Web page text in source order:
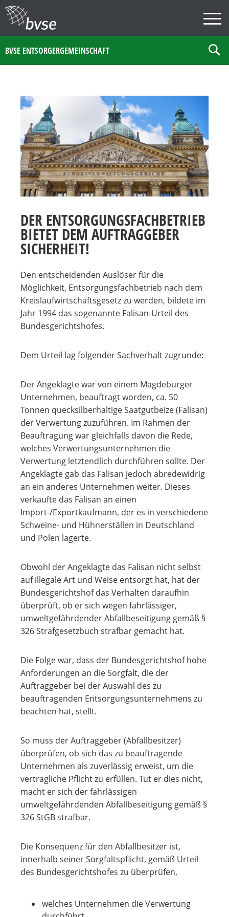
BVSE ENTSORGERGEMEINSCHAFT
DER ENTSORGUNGSFACHBETRIEB
BIETET DEM AUFTRAGGEBER
SICHERHEIT!
Den entscheidenden Auslöser für die
Möglichkeit, Entsorgungsfachbetrieb nach dem
Kreislaufwirtschaftsgesetz zu werden, bildete im
Jahr 1994 das sogenannte Falisan-Urteil des
Bundesgerichtshofes.
Dem Urteil lag folgender Sachverhalt zugrunde:
Der Angeklagte war von einem Magdeburger
Unternehmen, beauftragt worden, ca. 50
Tonnen quecksilberhaltige Saatgutbeize (Falisan)
der Verwertung zuzuführen. Im Rahmen der
Beauftragung war gleichfalls davon die Rede,
welches Verwertungsunternehmen die
Verwertung letztendlich durchführen sollte. Der
Angeklagte gab das Falisan jedoch abredewidrig
an ein anderes Unternehmen weiter. Dieses
verkaufte das Falisan an einen
Import-/Exportkaufmann, der es in verschiedene
Schweine- und Hühnerställen in Deutschland
und Polen lagerte.
Obwohl der Angeklagte das Falisan nicht selbst
auf illegale Art und Weise entsorgt hat, hat der
Bundesgerichtshof das Verhalten daraufhin
überprüft, ob er sich wegen fahrlässiger,
umweltgefährdender Abfallbeseitigung gemäß §
326 Strafgesetzbuch strafbar gemacht hat.
Die Folge war, dass der Bundesgerichtshof hohe
Anforderungen an die Sorgfalt, die der
Auftraggeber bei der Auswahl des zu
beauftragenden Entsorgungsunternehmens zu
beachten hat, stellt.
So muss der Auftraggeber (Abfallbesitzer)
überprüfen, ob sich das zu beauftragende
Unternehmen als zuverlässig erweist, um die
vertragliche Pflicht zu erfüllen. Tut er dies nicht,
macht er sich der fahrlässigen
umweltgefährdenden Abfallbeseitigung gemäß §
326 StGB strafbar.
Die Konsequenz für den Abfallbesitzer ist,
innerhalb seiner Sorgfaltspflicht, gemäß Urteil
des Bundesgerichtshofes zu überprüfen,
welches Unternehmen die Verwertung